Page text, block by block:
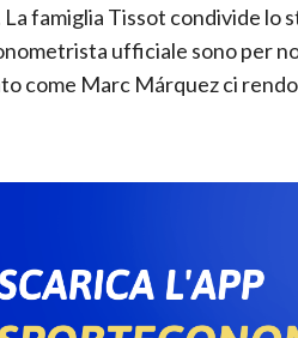
La famiglia Tissot condivide
ufficiale sono per
come Marc Márquez ci